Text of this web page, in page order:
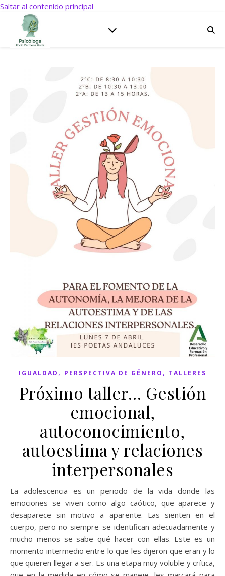
Saltar al contenido principal
IGUALDAD , PERSPECTIVA DE GÉNERO , TALLERES
Próximo taller… Gestión
emocional,
autoconocimiento,
autoestima y relaciones
interpersonales
La adolescencia es un periodo de la vida donde las
emociones se viven como algo caótico, que aparece y
desaparece sin motivo a aparente. Las sienten en el
cuerpo, pero no siempre se identifican adecuadamente y
mucho menos se sabe qué hacer con ellas. Este es un
momento intermedio entre lo que les dijeron que eran y lo
que quieren llegar a ser. Es una etapa muy voluble y crítica,